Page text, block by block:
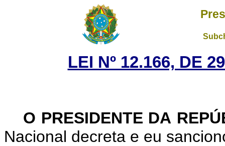
LEI Nº 12.166, DE
O PRESIDENTE DA
Nacional decreta e eu